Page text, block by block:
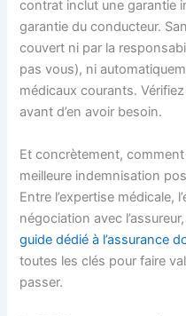
contrat inclut une garantie
garantie du conducteur.
couvert ni par la
pas vous), ni
médicaux courants.
avant d’en avoir besoin.
Et concrètement, comment
meilleure indemnisation
Entre l’expertise médicale,
négociation avec
guide dédié à l’assurance
toutes les clés pour faire
passer.